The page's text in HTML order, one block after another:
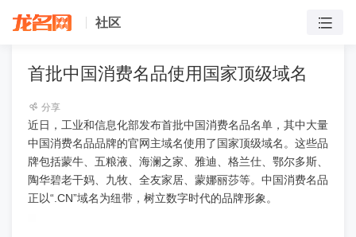
社区
首批中国消费名品使用国家顶级域名
分享
近日，工业和信息化部发布首批中国消费名品名单，其中大量
中国消费名品品牌的官网主域名使用了国家顶级域名。这些品
牌包括蒙牛、五粮液、海澜之家、雅迪、格兰仕、鄂尔多斯、
陶华碧老干妈、九牧、全友家居、蒙娜丽莎等。中国消费名品
正以“.CN”域名为纽带，树立数字时代的品牌形象。